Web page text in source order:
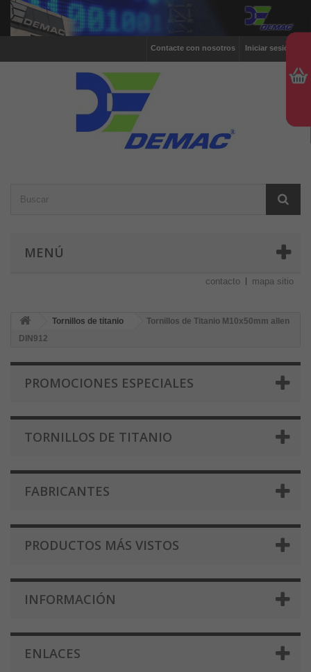
Iniciar sesión
Contacte con nosotros
MENÚ
contacto mapa sitio
Tornillos de titanio
Tornillos de Titanio M10x50mm allen
DIN912
PROMOCIONES ESPECIALES
TORNILLOS DE TITANIO
FABRICANTES
PRODUCTOS MÁS VISTOS
INFORMACIÓN
ENLACES